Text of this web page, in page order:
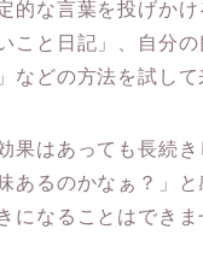
的な言葉を投げかけ
こと日記」、自分の
などの方法を試して
果はあっても長続き
あるのかなぁ？」と
になることはできま